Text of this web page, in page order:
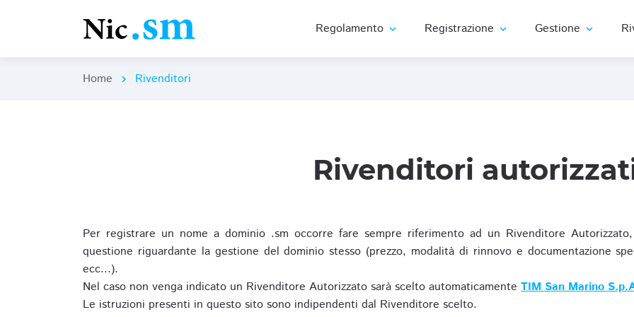
Regolamento expand_more Registrazione expand_more Gestione expand_more
Home chevron_right Rivenditori
Rivenditori
Per registrare un nome a dominio .sm occorre fare sempre riferimento ad un Rivenditore
questione riguardante la gestione del dominio stesso (prezzo, modalità di rinnovo e documentazione
ecc...).
Nel caso non venga indicato un Rivenditore Autorizzato sarà scelto automaticamente TIM San Marino
Le istruzioni presenti in questo sito sono indipendenti dal Rivenditore scelto.